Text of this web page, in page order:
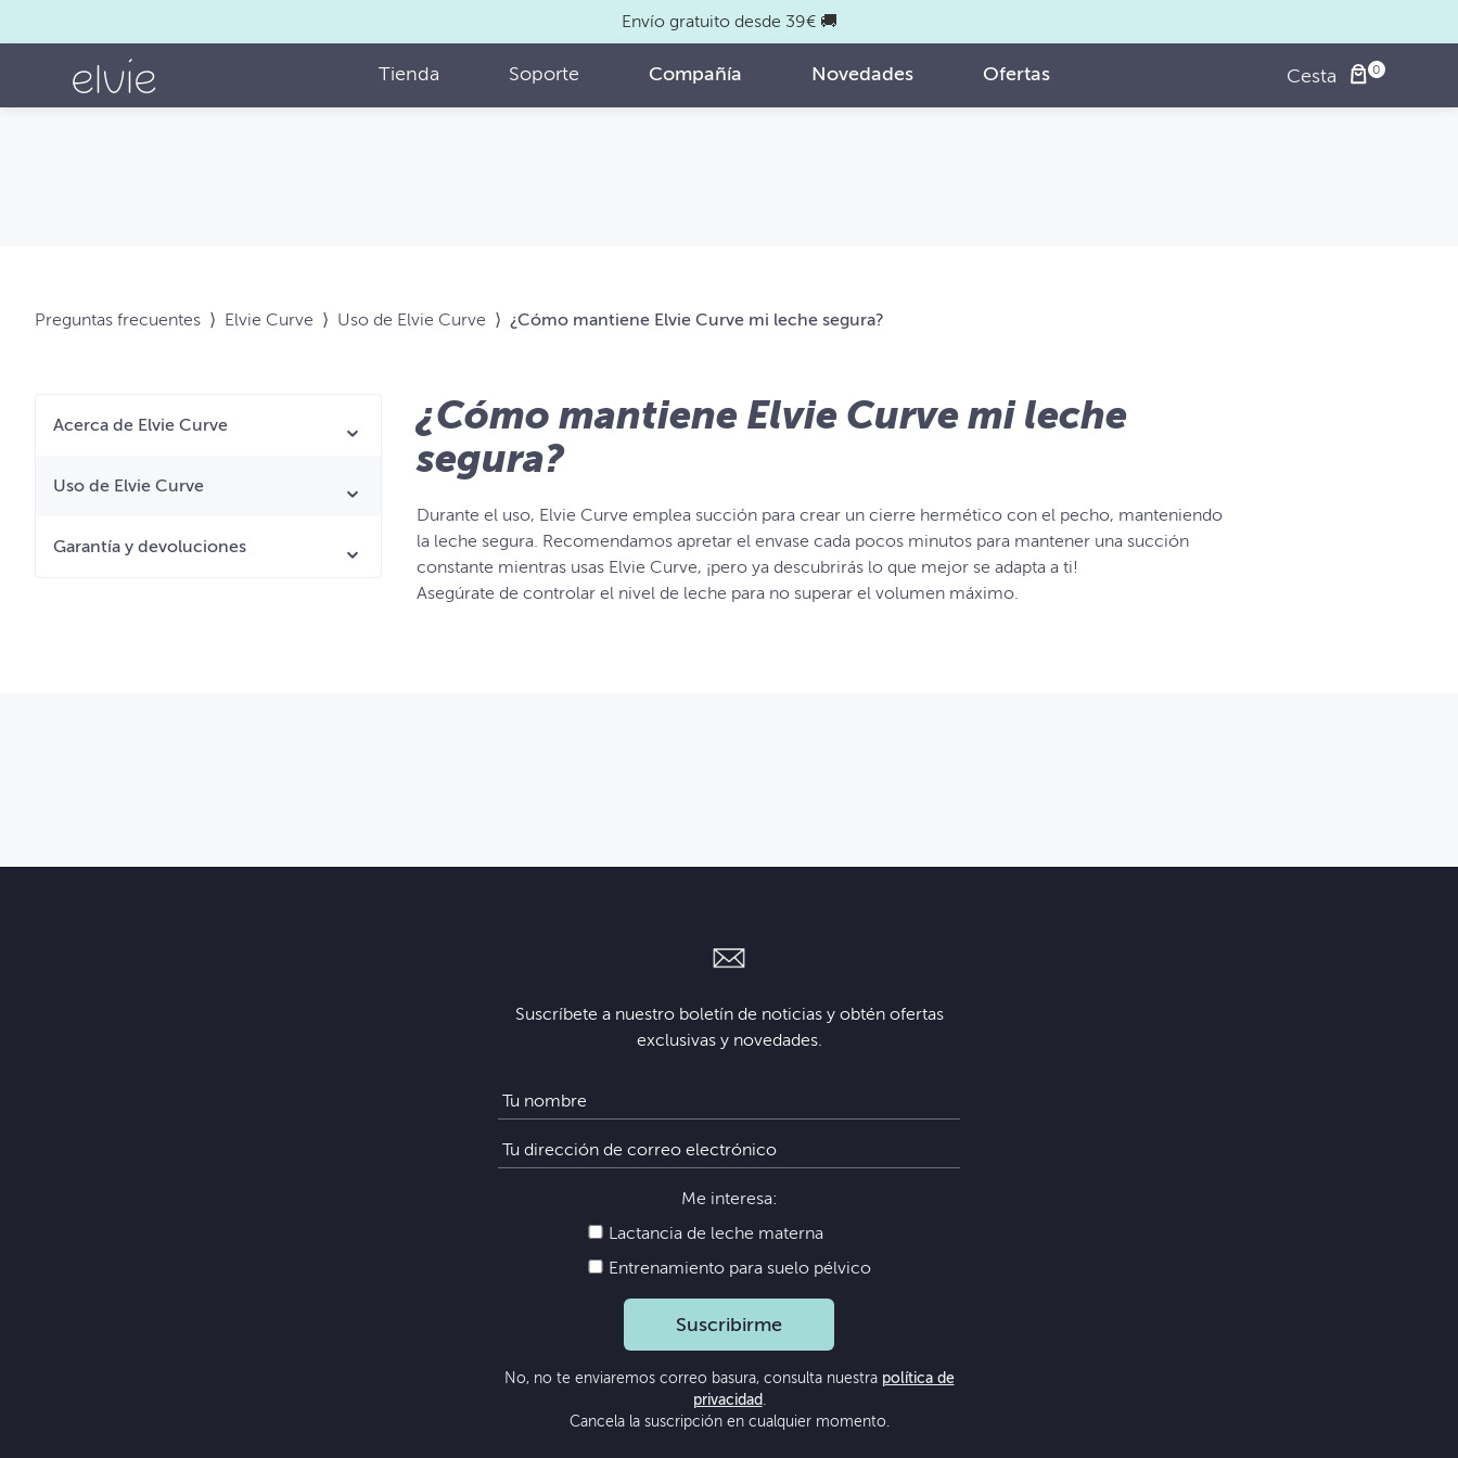
Envío gratuito desde 39€ 🚚
Tienda Soporte Compañía Novedades Ofertas Cesta
Preguntas frecuentes ⟩ Elvie Curve ⟩ Uso de Elvie Curve ⟩ ¿Cómo mantiene Elvie Curve mi leche segura?
Acerca de Elvie Curve
Uso de Elvie Curve
Garantía y devoluciones
¿Cómo mantiene Elvie Curve mi leche
segura?
Durante el uso, Elvie Curve emplea succión para crear un cierre hermético con el pecho, manteniendo
la leche segura. Recomendamos apretar el envase cada pocos minutos para mantener una succión
constante mientras usas Elvie Curve, ¡pero ya descubrirás lo que mejor se adapta a ti!
Asegúrate de controlar el nivel de leche para no superar el volumen máximo.
Suscríbete a nuestro boletín de noticias y obtén ofertas
exclusivas y novedades.
Me interesa:
Lactancia de leche materna
Entrenamiento para suelo pélvico
Suscribirme
No, no te enviaremos correo basura, consulta nuestra política de
privacidad .
Cancela la suscripción en cualquier momento.